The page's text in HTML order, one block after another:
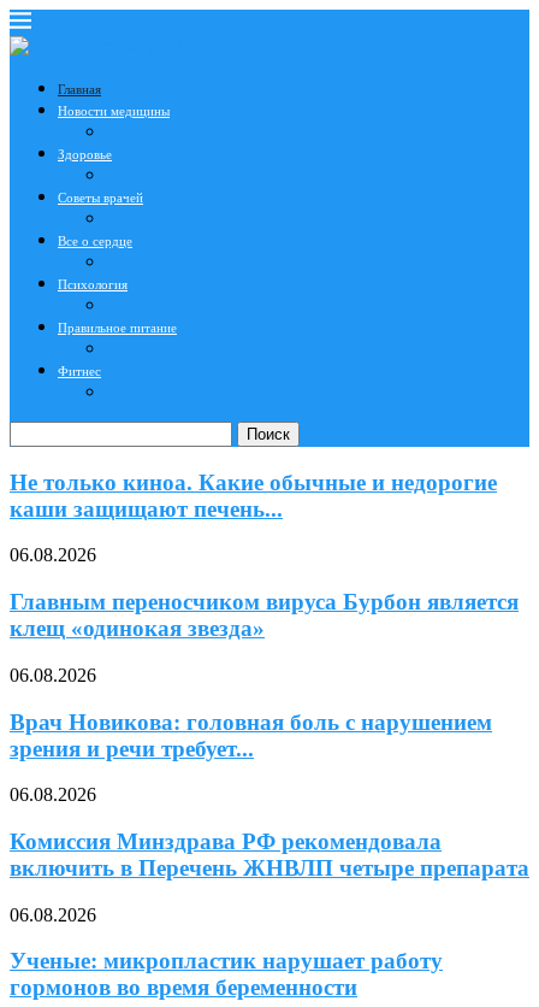
Главная
Новости медицины
Здоровье
Советы врачей
Все о сердце
Психология
Правильное питание
Фитнес
Поиск
Не только киноа. Какие обычные и недорогие
каши защищают печень...
06.08.2026
Главным переносчиком вируса Бурбон является
клещ «одинокая звезда»
06.08.2026
Врач Новикова: головная боль с нарушением
зрения и речи требует...
06.08.2026
Комиссия Минздрава РФ рекомендовала
включить в Перечень ЖНВЛП четыре препарата
06.08.2026
Ученые: микропластик нарушает работу
гормонов во время беременности